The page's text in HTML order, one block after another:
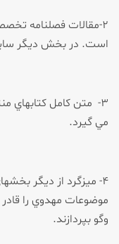
۲-مقالات فصلنامه
است. در بخش ديگر
۳- متن كامل كتاب­هاي
مي گيرد.
۴- ميزگرد از ديگر
موضوعات مهدوي را
وگو بپردازند.